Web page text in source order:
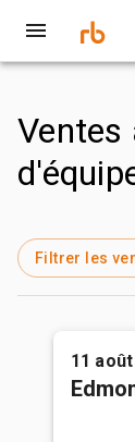
Ventes
Filtrer les
11